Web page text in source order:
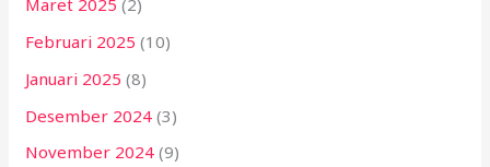
Maret 2025 (2)
Februari 2025 (10)
Januari 2025 (8)
Desember 2024 (3)
November 2024 (9)